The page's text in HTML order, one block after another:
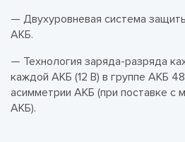
— Двухуровневая система
АКБ.
— Технология заряда-разряда
каждой АКБ (12 В) в группе АКБ
асимметрии АКБ (при поставке с
АКБ).